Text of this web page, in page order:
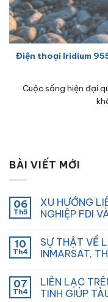
Điện thoại Iridium
Cuộc sống hiện đại
BÀI VIẾT MỚI
06
Th5
XU HƯỚNG
NGHIỆP FDI
10
Th4
SỰ THẬT VỀ
INMARSAT,
07
Th4
LIÊN LẠC
TINH GIÚP